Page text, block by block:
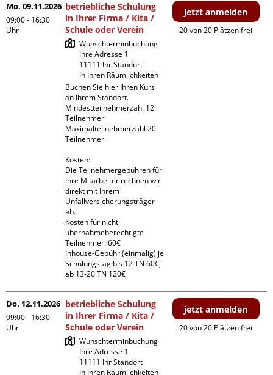
Mo. 09.11.2026
09:00 - 16:30
Uhr
betriebliche Schulung
in Ihrer Firma / Kita /
Schule oder Verein
Wunschterminbuchung
Ihre Adresse 1
11111 Ihr Standort
In Ihren Räumlichkeiten
Buchen Sie hier Ihren Kurs
an Ihrem Standort.
Mindestteilnehmerzahl 12
Teilnehmer
Maximalteilnehmerzahl 20
Teilnehmer
Kosten:
Die Teilnehmergebühren für
Ihre Mitarbeiter rechnen wir
direkt mit Ihrem
Unfallversicherungsträger
ab.
Kosten für nicht
übernahmeberechtigte
Teilnehmer: 60€
Inhouse-Gebühr (einmalig) je
Schulungstag bis 12 TN 60€;
ab 13-20 TN 120€
jetzt anmelden
20 von 20 Plätzen frei
Do. 12.11.2026
09:00 - 16:30
Uhr
betriebliche Schulung
in Ihrer Firma / Kita /
Schule oder Verein
Wunschterminbuchung
Ihre Adresse 1
11111 Ihr Standort
In Ihren Räumlichkeiten
jetzt anmelden
20 von 20 Plätzen frei